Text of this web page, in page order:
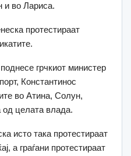
и во Лариса.
протестираат
грчкиот министер
Константинос
во Атина, Солун,
целата влада.
исто така протестираат
а граѓани протестираат